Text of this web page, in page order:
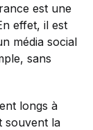
est une
effet, il est
média social
sans
longs à
souvent la